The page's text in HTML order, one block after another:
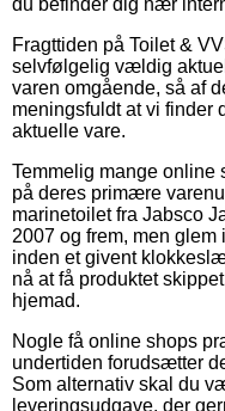
Fragttiden på Toilet &
selvfølgelig vældig
varen omgående, så af
meningsfuldt at vi finder
aktuelle vare.
Temmelig mange online
på deres primære
marinetoilet fra Jabsco
2007 og frem, men
inden et givent
nå at få produktet
hjemad.
Nogle få online shops
undertiden forudsætter
Som alternativ skal du
leveringsudgave, der